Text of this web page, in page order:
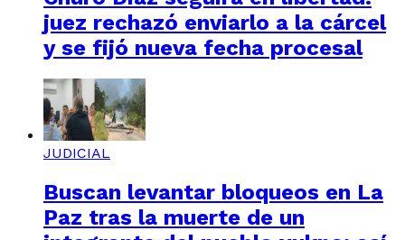
juez rechazó enviarlo a la cárcel
y se fijó nueva fecha procesal
JUDICIAL
Buscan levantar bloqueos en La
Paz tras la muerte de un